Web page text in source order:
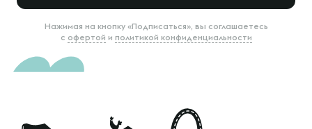
Нажимая на кнопку «Подписаться», вы соглашаетесь
с офертой и политикой конфиденциальности